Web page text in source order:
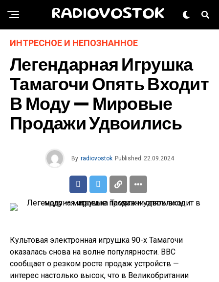
RADIOVOSTOK
ИНТРЕСНОЕ И НЕПОЗНАННОЕ
Легендарная Игрушка
Тамагочи Опять Входит
В Моду — Мировые
Продажи Удвоились
By radiovostok Published 22.09.2024
Культовая электронная игрушка 90-х Тамагочи
оказалась снова на волне популярности. BBC
сообщает о резком росте продаж устройств —
интерес настолько высок, что в Великобритании